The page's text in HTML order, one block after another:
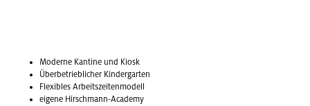
Mo­der­ne Kan­ti­ne und Kiosk
Über­be­trieb­li­cher Kin­der­gar­ten
Fle­xi­bles Ar­beits­zei­ten­mo­dell
ei­ge­ne Hirsch­mann-Aca­de­my